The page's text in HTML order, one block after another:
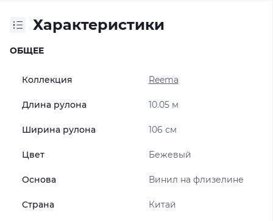
Характеристики
ОБЩЕЕ
Коллекция Reema
Длина рулона 10.05 м
Ширина рулона 106 см
Цвет Бежевый
Основа Винил на флизелине
Страна Китай